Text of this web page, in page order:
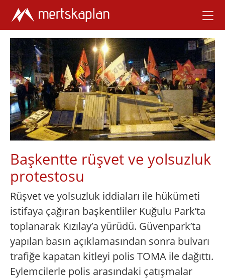
Başkentte rüşvet ve yolsuzluk
protestosu
Rüşvet ve yolsuzluk iddiaları ile hükümeti
istifaya çağıran başkentliler Kuğulu Park’ta
toplanarak Kızılay’a yürüdü. Güvenpark’ta
yapılan basın açıklamasından sonra bulvarı
trafiğe kapatan kitleyi polis TOMA ile dağıttı.
Eylemcilerle polis arasındaki çatışmalar